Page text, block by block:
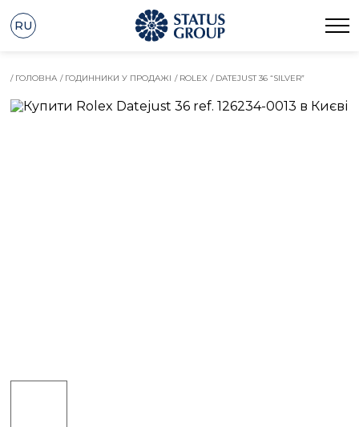
RU
/ ГОЛОВНА / ГОДИННИКИ У ПРОДАЖІ / ROLEX / DATEJUST 36 “SILVER”